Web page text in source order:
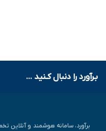
بـرآورد را دنبال کـنید ...
برآورد، سامانه هوشمند و آنلاین